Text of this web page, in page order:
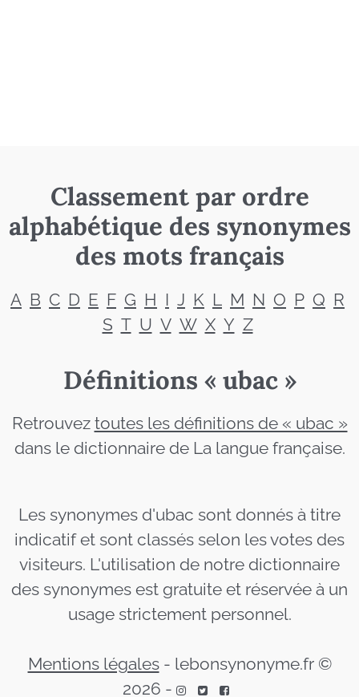
Classement par ordre
alphabétique des synonymes
des mots français
A B C D E F G H I J K L M N O P Q R
S T U V W X Y Z
Définitions « ubac »
Retrouvez toutes les définitions de « ubac »
dans le dictionnaire de La langue française.
Les synonymes d'ubac sont donnés à titre
indicatif et sont classés selon les votes des
visiteurs. L'utilisation de notre dictionnaire
des synonymes est gratuite et réservée à un
usage strictement personnel.
Mentions légales- lebonsynonyme.fr ©
2026 -